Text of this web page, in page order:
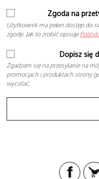
Zgoda na
Użytkownik ma pełen dostęp do
zgodę. Jak to zrobić opisuje
Dopisz się
Zgadzam się na przesyłanie na
promocjach i produktach strony
wycofać.